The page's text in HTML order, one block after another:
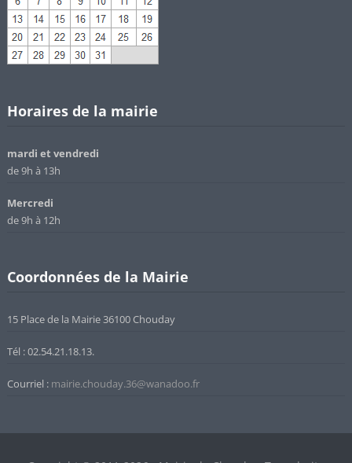
Horaires de la mairie
mardi et vendredi
de 9h à 13h
Mercredi
de 9h à 12h
Coordonnées de la Mairie
15 Place de la Mairie 36100 Chouday
Tél : 02.54.21.18.13.
Courriel : mairie.chouday.36@wanadoo.fr